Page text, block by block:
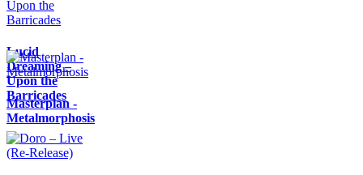
Lucid
Dreaming –
Upon the
Barricades
Masterplan -
Metalmorphosis